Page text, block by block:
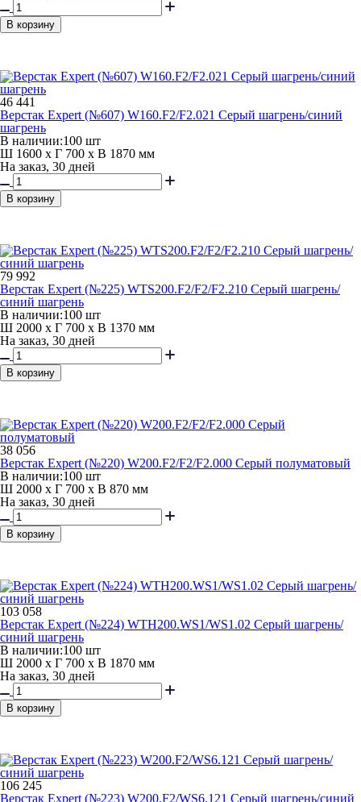
В корзину
46 441
Верстак Expert (№607) W160.F2/F2.021 Серый шагрень/синий
шагрень
В наличии:100 шт
Ш 1600 x Г 700 x В 1870 мм
На заказ, 30 дней
В корзину
79 992
Верстак Expert (№225) WTS200.F2/F2/F2.210 Серый шагрень/
синий шагрень
В наличии:100 шт
Ш 2000 x Г 700 x В 1370 мм
На заказ, 30 дней
В корзину
38 056
Верстак Expert (№220) W200.F2/F2/F2.000 Серый полуматовый
В наличии:100 шт
Ш 2000 x Г 700 x В 870 мм
На заказ, 30 дней
В корзину
103 058
Верстак Expert (№224) WTH200.WS1/WS1.02 Серый шагрень/
синий шагрень
В наличии:100 шт
Ш 2000 x Г 700 x В 1870 мм
На заказ, 30 дней
В корзину
106 245
Верстак Expert (№223) W200.F2/WS6.121 Серый шагрень/синий